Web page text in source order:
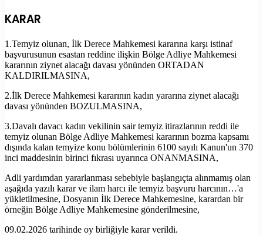
KARAR
1.Temyiz olunan, İlk Derece Mahkemesi kararına karşı istinaf
başvurusunun esastan reddine ilişkin Bölge Adliye Mahkemesi
kararının ziynet alacağı davası yönünden ORTADAN
KALDIRILMASINA,
2.İlk Derece Mahkemesi kararının kadın yararına ziynet alacağı
davası yönünden BOZULMASINA,
3.Davalı davacı kadın vekilinin sair temyiz itirazlarının reddi ile
temyiz olunan Bölge Adliye Mahkemesi kararının bozma kapsamı
dışında kalan temyize konu bölümlerinin 6100 sayılı Kanun'un 370
inci maddesinin birinci fıkrası uyarınca ONANMASINA,
Adli yardımdan yararlanması sebebiyle başlangıçta alınmamış olan
aşağıda yazılı karar ve ilam harcı ile temyiz başvuru harcının…'a
yükletilmesine, Dosyanın İlk Derece Mahkemesine, karardan bir
örneğin Bölge Adliye Mahkemesine gönderilmesine,
09.02.2026 tarihinde oy birliğiyle karar verildi.